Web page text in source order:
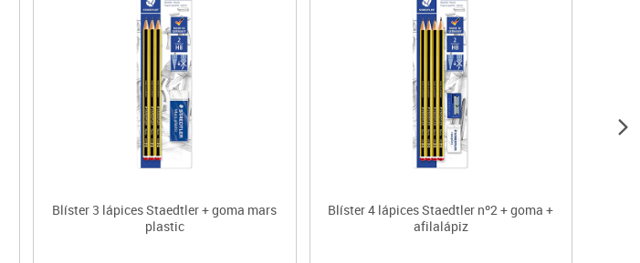
Blíster 3 lápices Staedtler + goma mars
plastic
Blíster 4 lápices Staedtler nº2 + goma +
afilalápiz